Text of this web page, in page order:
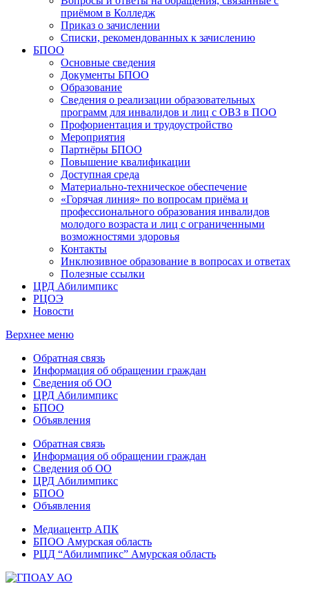
приёмом в Колледж
Приказ о зачислении
Списки, рекомендованных к зачислению
БПОО
Основные сведения
Документы БПОО
Образование
Сведения о реализации образовательных
программ для инвалидов и лиц с ОВЗ в ПОО
Профориентация и трудоустройство
Мероприятия
Партнёры БПОО
Повышение квалификации
Доступная среда
Материально-техническое обеспечение
«Горячая линия» по вопросам приёма и
профессионального образования инвалидов
молодого возраста и лиц с ограниченными
возможностями здоровья
Контакты
Инклюзивное образование в вопросах и ответах
Полезные ссылки
ЦРД Абилимпикс
РЦОЭ
Новости
Верхнее меню
Обратная связь
Информация об обращении граждан
Сведения об ОО
ЦРД Абилимпикс
БПОО
Объявления
Обратная связь
Информация об обращении граждан
Сведения об ОО
ЦРД Абилимпикс
БПОО
Объявления
Медиацентр АПК
БПОО Амурская область
РЦД “Абилимпикс” Амурская область